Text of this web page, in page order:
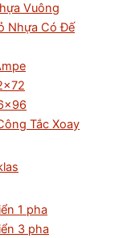
Vuông
Nhựa Có Đế
Tắc Xoay
1 pha
3 pha